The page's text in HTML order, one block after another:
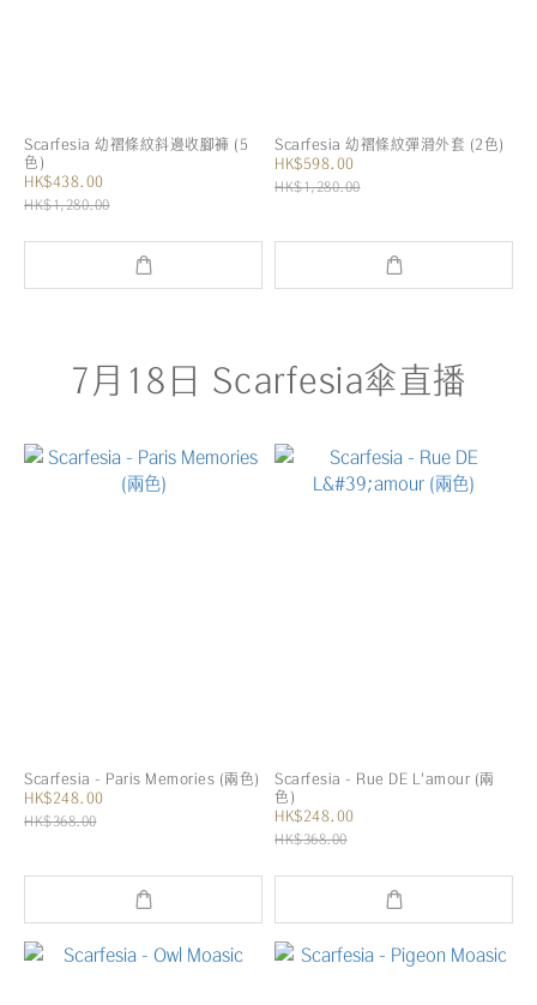
Scarfesia 幼褶條紋斜邊收腳褲 (5
色)
HK$438.00
HK$1,280.00
Scarfesia 幼褶條紋彈滑外套 (2色)
HK$598.00
HK$1,280.00
7月18日 Scarfesia傘直播
Scarfesia - Paris Memories (兩色)
HK$248.00
HK$368.00
Scarfesia - Rue DE L'amour (兩
色)
HK$248.00
HK$368.00